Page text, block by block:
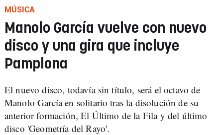
MÚSICA
Manolo García vuelve con nuevo
disco y una gira que incluye
Pamplona
El nuevo disco, todavía sin título, será el octavo de
Manolo García en solitario tras la disolución de su
anterior formación, El Último de la Fila y del último
disco 'Geometría del Rayo'.